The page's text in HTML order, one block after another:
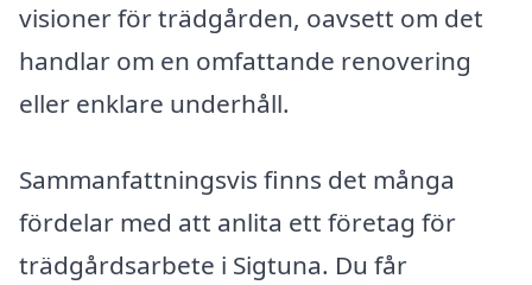
visioner för trädgården, oavsett om det
handlar om en omfattande renovering
eller enklare underhåll.
Sammanfattningsvis finns det många
fördelar med att anlita ett företag för
trädgårdsarbete i Sigtuna. Du får